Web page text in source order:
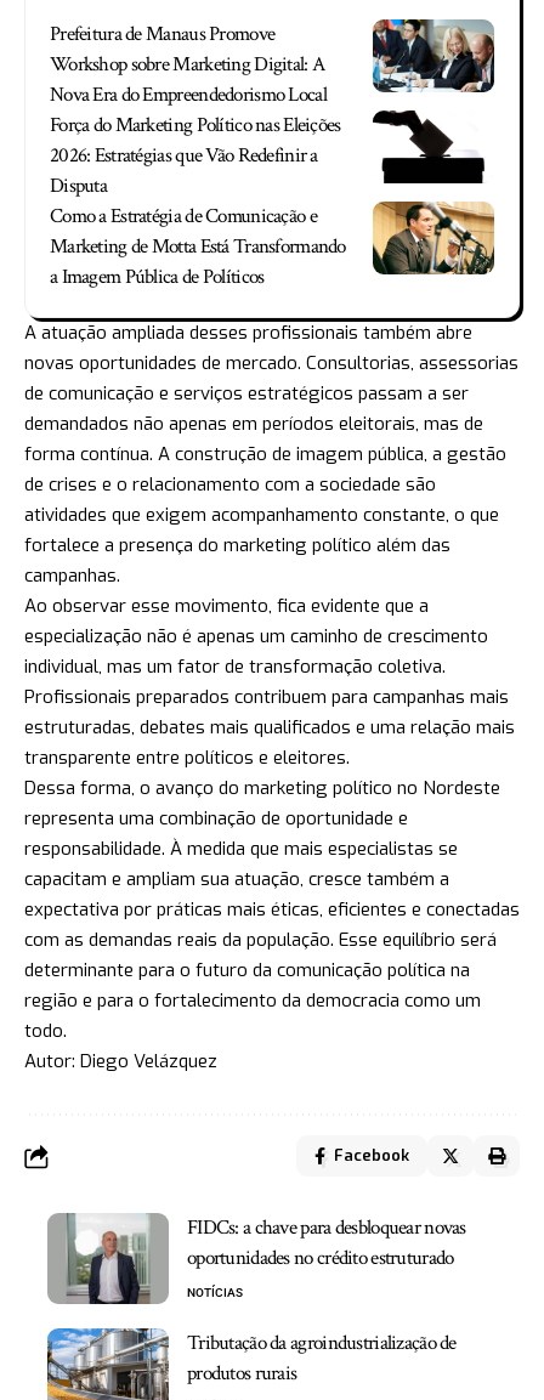
Prefeitura de Manaus Promove
Workshop sobre Marketing Digital: A
Nova Era do Empreendedorismo Local
Força do Marketing Político nas Eleições
2026: Estratégias que Vão Redefinir a
Disputa
Como a Estratégia de Comunicação e
Marketing de Motta Está Transformando
a Imagem Pública de Políticos
A atuação ampliada desses profissionais também abre
novas oportunidades de mercado. Consultorias, assessorias
de comunicação e serviços estratégicos passam a ser
demandados não apenas em períodos eleitorais, mas de
forma contínua. A construção de imagem pública, a gestão
de crises e o relacionamento com a sociedade são
atividades que exigem acompanhamento constante, o que
fortalece a presença do marketing político além das
campanhas.
Ao observar esse movimento, fica evidente que a
especialização não é apenas um caminho de crescimento
individual, mas um fator de transformação coletiva.
Profissionais preparados contribuem para campanhas mais
estruturadas, debates mais qualificados e uma relação mais
transparente entre políticos e eleitores.
Dessa forma, o avanço do marketing político no Nordeste
representa uma combinação de oportunidade e
responsabilidade. À medida que mais especialistas se
capacitam e ampliam sua atuação, cresce também a
expectativa por práticas mais éticas, eficientes e conectadas
com as demandas reais da população. Esse equilíbrio será
determinante para o futuro da comunicação política na
região e para o fortalecimento da democracia como um
todo.
Autor: Diego Velázquez
Facebook
FIDCs: a chave para desbloquear novas
oportunidades no crédito estruturado
NOTÍCIAS
Tributação da agroindustrialização de
produtos rurais